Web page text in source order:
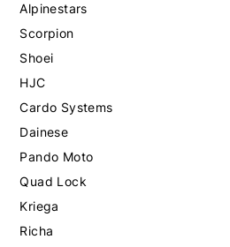
Alpinestars
Scorpion
Shoei
HJC
Cardo Systems
Dainese
Pando Moto
Quad Lock
Kriega
Richa